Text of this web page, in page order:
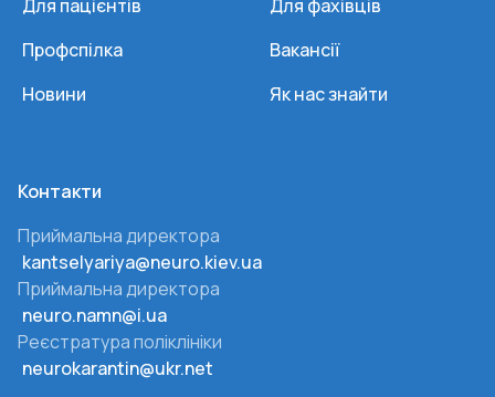
Для пацієнтів
Для фахівців
Профспілка
Вакансії
Новини
Як нас знайти
Контакти
Приймальна директора
kantselyariya@neuro.kiev.ua
Приймальна директора
neuro.namn@i.ua
Реєстратура поліклініки
neurokarantin@ukr.net